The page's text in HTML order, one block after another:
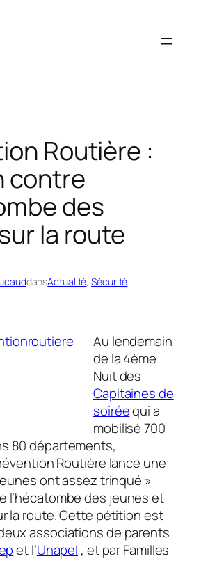
Routière :
contre
des
la route
dansActualité, Sécurité
Au lendemain
de la 4ème
Nuit des
Capitaines de
soiréequi a
mobilisé 700
80 départements,
Routière lance une
ont assez trinqué »
l’hécatombe des jeunes et
la route. Cette pétition est
associations de parents
et l’Unapel , et par Familles